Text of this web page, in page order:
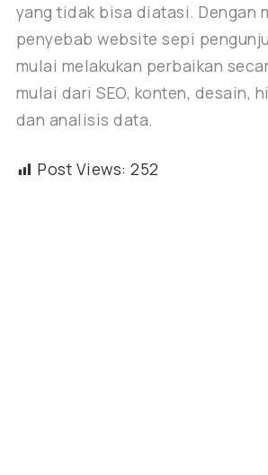
yang tidak bisa diatasi. Dengan
penyebab website sepi
mulai melakukan perbaikan
mulai dari SEO, konten, desain,
dan analisis data.
Post Views: 252